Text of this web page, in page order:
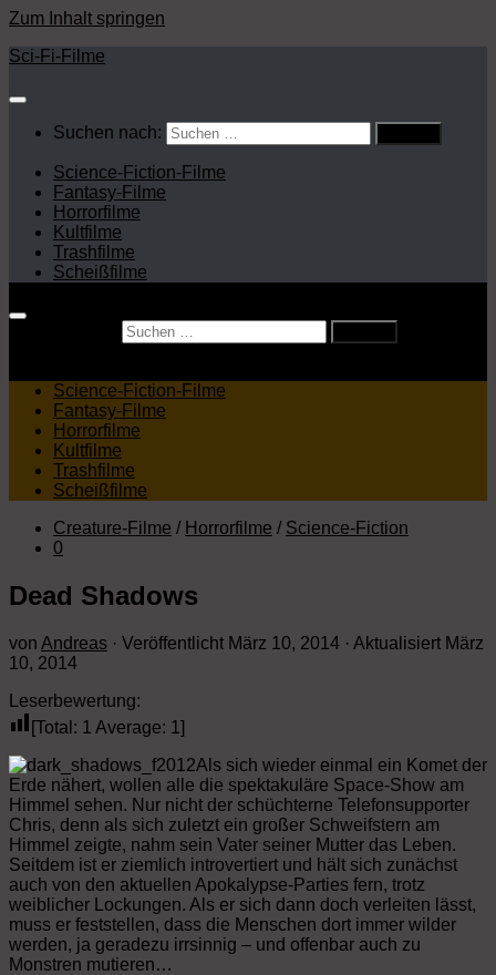
Zum Inhalt springen
Sci-Fi-Filme
Suchen nach:
Science-Fiction-Filme
Fantasy-Filme
Horrorfilme
Kultfilme
Trashfilme
Scheißfilme
Science-Fiction-Filme
Fantasy-Filme
Horrorfilme
Kultfilme
Trashfilme
Scheißfilme
Creature-Filme / Horrorfilme / Science-Fiction
0
Dead Shadows
von Andreas · Veröffentlicht März 10, 2014 · Aktualisiert März
10, 2014
Leserbewertung:
[Total: 1 Average: 1 ]
Als sich wieder einmal ein Komet der
Erde nähert, wollen alle die spektakuläre Space-Show am
Himmel sehen. Nur nicht der schüchterne Telefonsupporter
Chris, denn als sich zuletzt ein großer Schweifstern am
Himmel zeigte, nahm sein Vater seiner Mutter das Leben.
Seitdem ist er ziemlich introvertiert und hält sich zunächst
auch von den aktuellen Apokalypse-Parties fern, trotz
weiblicher Lockungen. Als er sich dann doch verleiten lässt,
muss er feststellen, dass die Menschen dort immer wilder
werden, ja geradezu irrsinnig – und offenbar auch zu
Monstren mutieren…